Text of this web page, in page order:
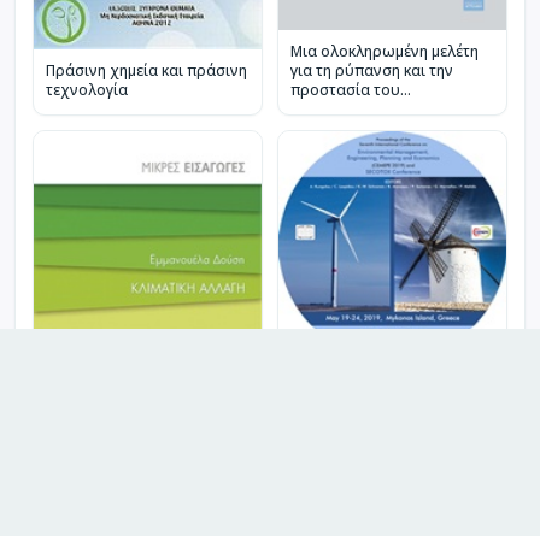
Πράσινη χημεία και πράσινη
τεχνολογία
Μια ολοκληρωμένη μελέτη
για τη ρύπανση και την
προστασία του